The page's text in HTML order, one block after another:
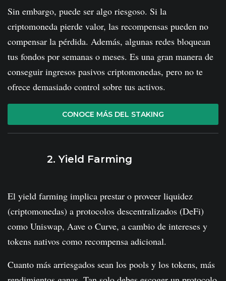
Sin embargo, puede ser algo riesgoso. Si la
criptomoneda pierde valor, las recompensas pueden no
compensar la pérdida. Además, algunas redes bloquean
tus fondos por semanas o meses. Es una gran manera de
conseguir ingresos pasivos criptomonedas, pero no te
ofrece demasiado control sobre tus activos.
CONOCE MÁS DEL STAKING
2. Yield Farming
El yield farming implica prestar o proveer liquidez
(criptomonedas) a protocolos descentralizados (DeFi)
como Uniswap, Aave o Curve, a cambio de intereses y
tokens nativos como recompensa adicional.
Cuanto más arriesgados sean los pools y los tokens, más